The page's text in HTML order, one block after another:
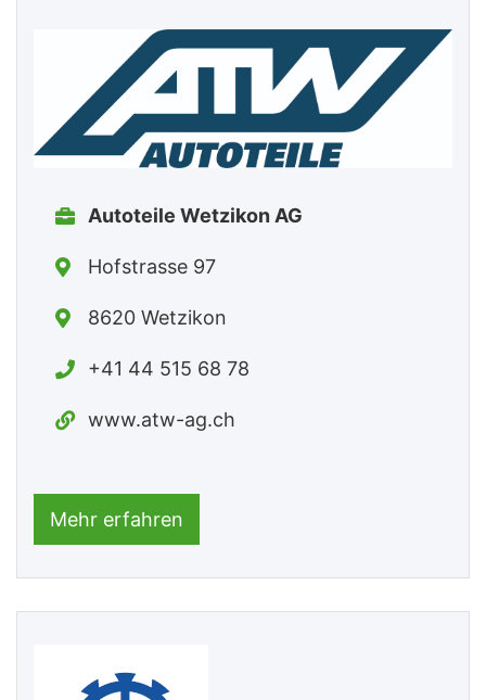
Autoteile Wetzikon AG
Hofstrasse 97
8620 Wetzikon
+41 44 515 68 78
www.atw-ag.ch
Mehr erfahren